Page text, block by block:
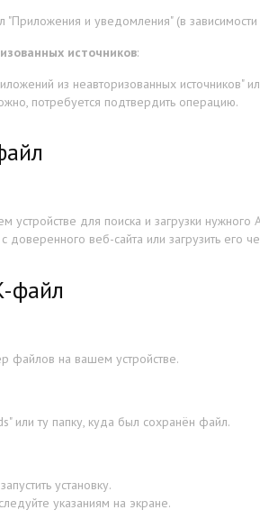
"Приложения и уведомления" (в
источников:
из неавторизованных источников"
потребуется подтвердить операцию.
устройстве для поиска и загрузки нужного
доверенного веб-сайта или загрузить его
файл
файлов на вашем устройстве.
или ту папку, куда был сохранён файл.
установку.
указаниям на экране.